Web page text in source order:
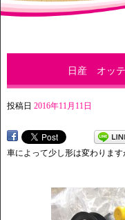
日産 オッ
投稿日 2016年11月11日
車によって少し形は変わりま